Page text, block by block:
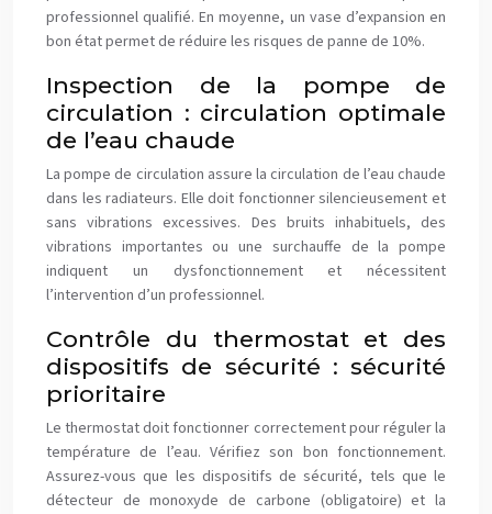
professionnel qualifié. En moyenne, un vase d’expansion en
bon état permet de réduire les risques de panne de 10%.
Inspection de la pompe de
circulation : circulation optimale
de l’eau chaude
La pompe de circulation assure la circulation de l’eau chaude
dans les radiateurs. Elle doit fonctionner silencieusement et
sans vibrations excessives. Des bruits inhabituels, des
vibrations importantes ou une surchauffe de la pompe
indiquent un dysfonctionnement et nécessitent
l’intervention d’un professionnel.
Contrôle du thermostat et des
dispositifs de sécurité : sécurité
prioritaire
Le thermostat doit fonctionner correctement pour réguler la
température de l’eau. Vérifiez son bon fonctionnement.
Assurez-vous que les dispositifs de sécurité, tels que le
détecteur de monoxyde de carbone (obligatoire) et la